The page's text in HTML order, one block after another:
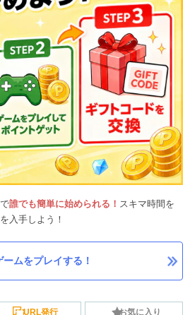
誰でも簡単に始められる！ スキマ時間を
入手しよう！
ームをプレイする！
URL発行 お気に入り